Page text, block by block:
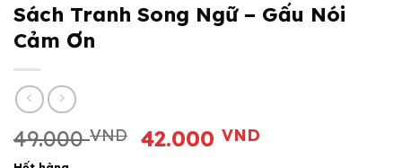
Sách Tranh Song Ngữ – Gấu Nói
Cảm Ơn
49.000VND
Giá
42.000VND